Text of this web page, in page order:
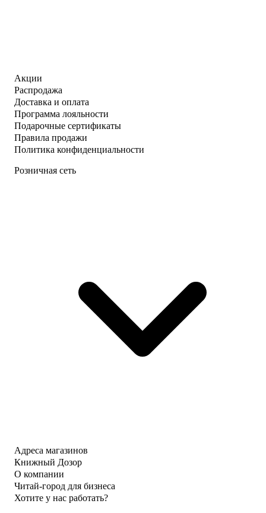
Акции
Распродажа
Доставка и оплата
Программа лояльности
Подарочные сертификаты
Правила продажи
Политика конфиденциальности
Розничная сеть
Адреса магазинов
Книжный Дозор
О компании
Читай-город для бизнеса
Хотите у нас работать?